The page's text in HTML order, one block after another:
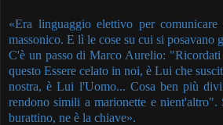
«Era linguaggio elettivo per comunicare
massonico. E lì le cose su cui si posavano
C'è un passo di Marco Aurelio:
questo Essere celato in noi, è Lui che
nostra, è Lui l'Uomo... Cosa ben più
rendono simili a marionette e nient'altro".
burattino, ne è la chiave».